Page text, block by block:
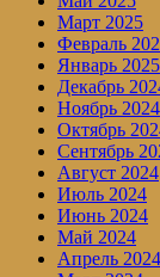
Март 2025
Февраль
Январь 2025
Декабрь
Ноябрь 2024
Октябрь
Сентябрь
Август 2024
Июль 2024
Июнь 2024
Май 2024
Апрель 2024